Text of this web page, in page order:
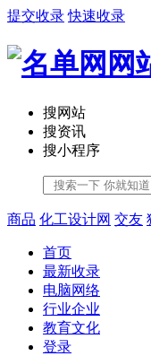
提交收录 快速收录
搜网站
搜资讯
搜小程序
商品 化工设计网 交友
首页
最新收录
电脑网络
行业企业
教育文化
登录